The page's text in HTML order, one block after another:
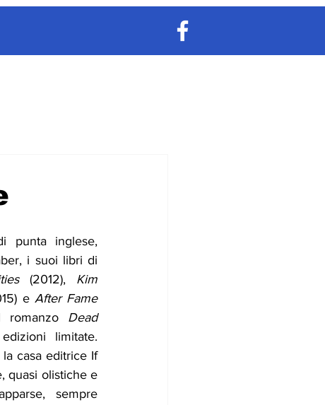
punta inglese,
i suoi libri di
(2012), Kim
e
After Fame
romanzo Dead
limitate.
casa editrice If
quasi olistiche e
sempre